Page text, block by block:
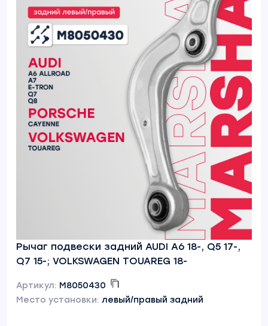
Рычаг подвески задний AUDI A6 18-, Q5 17-,
Q7 15-; VOLKSWAGEN TOUAREG 18-
Артикул: M8050430
Место установки: левый/правый задний